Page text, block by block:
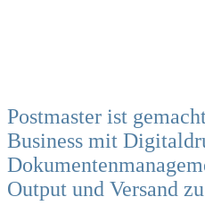
Postmaster ist
Business mit
Output und Versand